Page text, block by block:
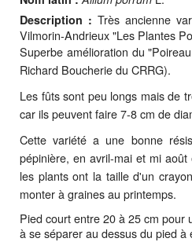
Description : Très ancienne
Vilmorin-Andrieux "Les Plantes
Superbe amélioration du
Richard Boucherie du CRRG).
Les fûts sont peu longs mais de
car ils peuvent faire 7-8 cm de
Cette variété a une bonne
pépinière, en avril-mai et mi
les plants ont la taille d'un
monter à graines au printemps.
Pied court entre 20 à 25 cm pour
à se séparer au dessus du pied